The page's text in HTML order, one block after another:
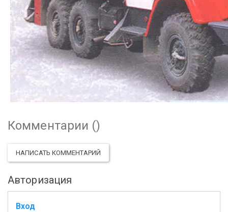
Комментарии ()
НАПИСАТЬ КОММЕНТАРИЙ
Авторизация
Вход